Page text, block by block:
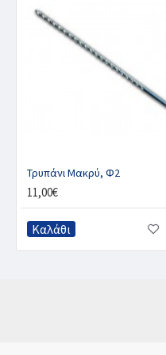
Τρυπάνι Μακρύ, Φ2
11,00€
Καλάθι